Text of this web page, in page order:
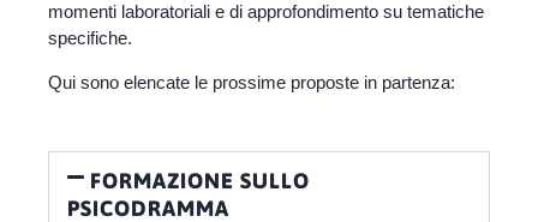
momenti laboratoriali e di approfondimento su tematiche
specifiche.
Qui sono elencate le prossime proposte in partenza:
FORMAZIONE SULLO
PSICODRAMMA